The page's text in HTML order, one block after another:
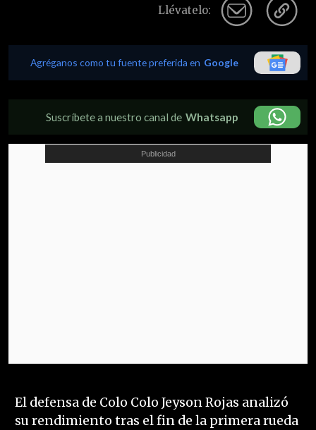
Llévatelo:
Agréganos como tu fuente preferida en Google
Suscríbete a nuestro canal de Whatsapp
El defensa de Colo Colo Jeyson Rojas analizó
su rendimiento tras el fin de la primera rueda